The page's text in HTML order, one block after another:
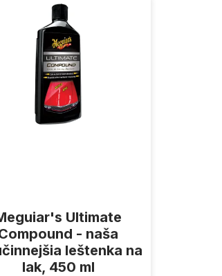
Ultimate
- naša
leštenka na
lak, 450 ml